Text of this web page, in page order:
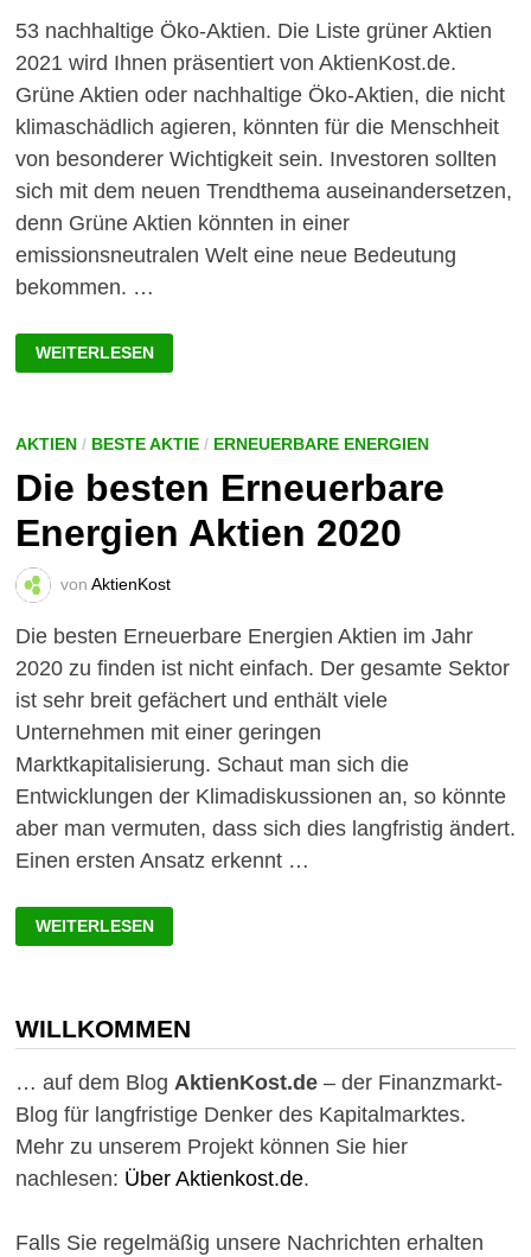
53 nachhaltige Öko-Aktien. Die Liste grüner Aktien
2021 wird Ihnen präsentiert von AktienKost.de.
Grüne Aktien oder nachhaltige Öko-Aktien, die nicht
klimaschädlich agieren, könnten für die Menschheit
von besonderer Wichtigkeit sein. Investoren sollten
sich mit dem neuen Trendthema auseinandersetzen,
denn Grüne Aktien könnten in einer
emissionsneutralen Welt eine neue Bedeutung
bekommen. …
GRÜNE
AKTIEN
LISTE:
AKTIEN
DEN
KLIMAWANDEL!
WEITERLESEN
AKTIEN/ BESTE AKTIE/ ERNEUERBARE ENERGIEN
Die besten Erneuerbare
Energien Aktien 2020
von AktienKost
Die besten Erneuerbare Energien Aktien im Jahr
2020 zu finden ist nicht einfach. Der gesamte Sektor
ist sehr breit gefächert und enthält viele
Unternehmen mit einer geringen
Marktkapitalisierung. Schaut man sich die
Entwicklungen der Klimadiskussionen an, so könnte
aber man vermuten, dass sich dies langfristig ändert.
Einen ersten Ansatz erkennt …
DIE
BESTEN
ERNEUERBARE
WEITERLESEN
WILLKOMMEN
… auf dem Blog AktienKost.de– der Finanzmarkt-
Blog für langfristige Denker des Kapitalmarktes.
Mehr zu unserem Projekt können Sie hier
nachlesen: Über Aktienkost.de.
Falls Sie regelmäßig unsere Nachrichten erhalten